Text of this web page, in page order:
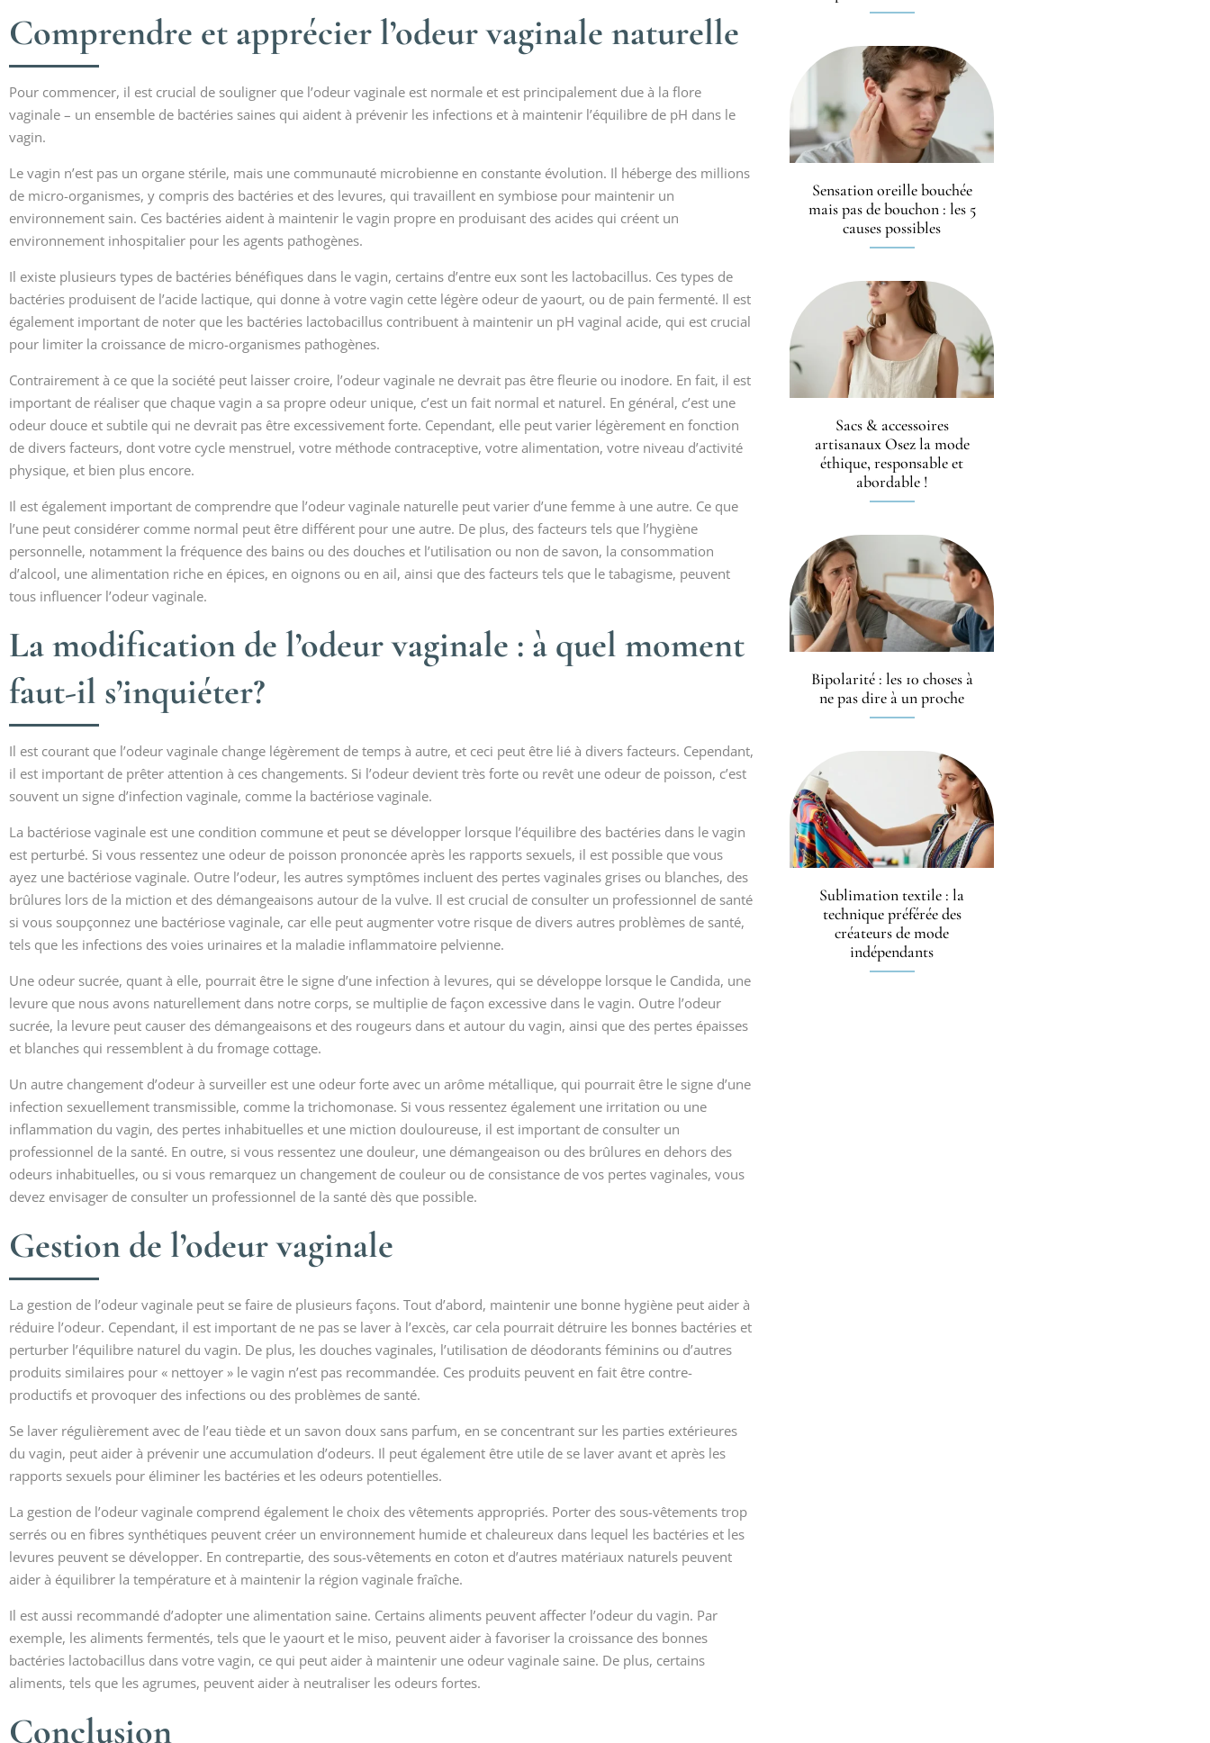
Comprendre et apprécier l’odeur vaginale naturelle
Pour commencer, il est crucial de souligner que l’odeur vaginale est normale et est principalement due à la flore
vaginale – un ensemble de bactéries saines qui aident à prévenir les infections et à maintenir l’équilibre de pH dans le
vagin.
Le vagin n’est pas un organe stérile, mais une communauté microbienne en constante évolution. Il héberge des millions
de micro-organismes, y compris des bactéries et des levures, qui travaillent en symbiose pour maintenir un
environnement sain. Ces bactéries aident à maintenir le vagin propre en produisant des acides qui créent un
environnement inhospitalier pour les agents pathogènes.
Il existe plusieurs types de bactéries bénéfiques dans le vagin, certains d’entre eux sont les lactobacillus. Ces types de
bactéries produisent de l’acide lactique, qui donne à votre vagin cette légère odeur de yaourt, ou de pain fermenté. Il est
également important de noter que les bactéries lactobacillus contribuent à maintenir un pH vaginal acide, qui est crucial
pour limiter la croissance de micro-organismes pathogènes.
Contrairement à ce que la société peut laisser croire, l’odeur vaginale ne devrait pas être fleurie ou inodore. En fait, il est
important de réaliser que chaque vagin a sa propre odeur unique, c’est un fait normal et naturel. En général, c’est une
odeur douce et subtile qui ne devrait pas être excessivement forte. Cependant, elle peut varier légèrement en fonction
de divers facteurs, dont votre cycle menstruel, votre méthode contraceptive, votre alimentation, votre niveau d’activité
physique, et bien plus encore.
Il est également important de comprendre que l’odeur vaginale naturelle peut varier d’une femme à une autre. Ce que
l’une peut considérer comme normal peut être différent pour une autre. De plus, des facteurs tels que l’hygiène
personnelle, notamment la fréquence des bains ou des douches et l’utilisation ou non de savon, la consommation
d’alcool, une alimentation riche en épices, en oignons ou en ail, ainsi que des facteurs tels que le tabagisme, peuvent
tous influencer l’odeur vaginale.
La modification de l’odeur vaginale : à quel moment
faut-il s’inquiéter?
Il est courant que l’odeur vaginale change légèrement de temps à autre, et ceci peut être lié à divers facteurs. Cependant,
il est important de prêter attention à ces changements. Si l’odeur devient très forte ou revêt une odeur de poisson, c’est
souvent un signe d’infection vaginale, comme la bactériose vaginale.
La bactériose vaginale est une condition commune et peut se développer lorsque l’équilibre des bactéries dans le vagin
est perturbé. Si vous ressentez une odeur de poisson prononcée après les rapports sexuels, il est possible que vous
ayez une bactériose vaginale. Outre l’odeur, les autres symptômes incluent des pertes vaginales grises ou blanches, des
brûlures lors de la miction et des démangeaisons autour de la vulve. Il est crucial de consulter un professionnel de santé
si vous soupçonnez une bactériose vaginale, car elle peut augmenter votre risque de divers autres problèmes de santé,
tels que les infections des voies urinaires et la maladie inflammatoire pelvienne.
Une odeur sucrée, quant à elle, pourrait être le signe d’une infection à levures, qui se développe lorsque le Candida, une
levure que nous avons naturellement dans notre corps, se multiplie de façon excessive dans le vagin. Outre l’odeur
sucrée, la levure peut causer des démangeaisons et des rougeurs dans et autour du vagin, ainsi que des pertes épaisses
et blanches qui ressemblent à du fromage cottage.
Un autre changement d’odeur à surveiller est une odeur forte avec un arôme métallique, qui pourrait être le signe d’une
infection sexuellement transmissible, comme la trichomonase. Si vous ressentez également une irritation ou une
inflammation du vagin, des pertes inhabituelles et une miction douloureuse, il est important de consulter un
professionnel de la santé. En outre, si vous ressentez une douleur, une démangeaison ou des brûlures en dehors des
odeurs inhabituelles, ou si vous remarquez un changement de couleur ou de consistance de vos pertes vaginales, vous
devez envisager de consulter un professionnel de la santé dès que possible.
Gestion de l’odeur vaginale
La gestion de l’odeur vaginale peut se faire de plusieurs façons. Tout d’abord, maintenir une bonne hygiène peut aider à
réduire l’odeur. Cependant, il est important de ne pas se laver à l’excès, car cela pourrait détruire les bonnes bactéries et
perturber l’équilibre naturel du vagin. De plus, les douches vaginales, l’utilisation de déodorants féminins ou d’autres
produits similaires pour « nettoyer » le vagin n’est pas recommandée. Ces produits peuvent en fait être contre-
productifs et provoquer des infections ou des problèmes de santé.
Se laver régulièrement avec de l’eau tiède et un savon doux sans parfum, en se concentrant sur les parties extérieures
du vagin, peut aider à prévenir une accumulation d’odeurs. Il peut également être utile de se laver avant et après les
rapports sexuels pour éliminer les bactéries et les odeurs potentielles.
La gestion de l’odeur vaginale comprend également le choix des vêtements appropriés. Porter des sous-vêtements trop
serrés ou en fibres synthétiques peuvent créer un environnement humide et chaleureux dans lequel les bactéries et les
levures peuvent se développer. En contrepartie, des sous-vêtements en coton et d’autres matériaux naturels peuvent
aider à équilibrer la température et à maintenir la région vaginale fraîche.
Il est aussi recommandé d’adopter une alimentation saine. Certains aliments peuvent affecter l’odeur du vagin. Par
exemple, les aliments fermentés, tels que le yaourt et le miso, peuvent aider à favoriser la croissance des bonnes
bactéries lactobacillus dans votre vagin, ce qui peut aider à maintenir une odeur vaginale saine. De plus, certains
aliments, tels que les agrumes, peuvent aider à neutraliser les odeurs fortes.
Conclusion
Sensation oreille bouchée
mais pas de bouchon : les 5
causes possibles
Sacs & accessoires
artisanaux Osez la mode
éthique, responsable et
abordable !
Bipolarité : les 10 choses à
ne pas dire à un proche
Sublimation textile : la
technique préférée des
créateurs de mode
indépendants